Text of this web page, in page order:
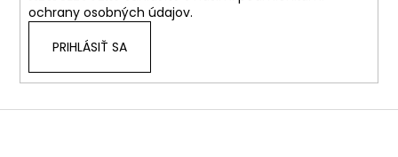
ochrany osobných údajov.
PRIHLÁSIŤ SA